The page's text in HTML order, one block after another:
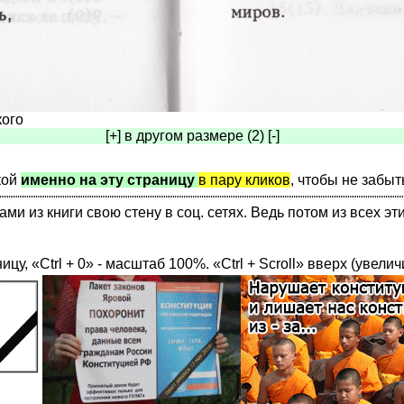
[+] в другом размере (2) [-]
именно на эту страницу в пару кликов, чтобы не
из книги свою стену в соц. сетях. Ведь потом из всех
«Ctrl + 0» - масштаб 100%. «Ctrl + Scroll» вверх